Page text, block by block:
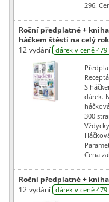
296.
Roční předplatné +
háčkem štěstí na celý rok
12 vydání dárek v ceně 479
S
dárek.
300
Cena
Roční předplatné +
12 vydání dárek v ceně 479